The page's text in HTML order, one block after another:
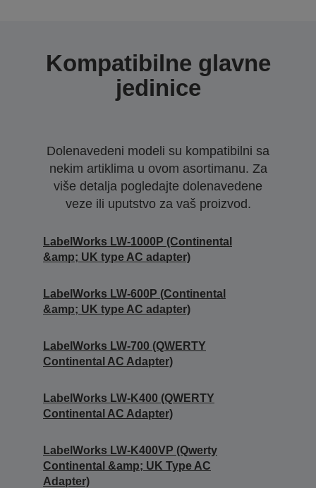
Kompatibilne glavne
jedinice
Dolenavedeni modeli su kompatibilni sa
nekim artiklima u ovom asortimanu. Za
više detalja pogledajte dolenavedene
veze ili uputstvo za vaš proizvod.
LabelWorks LW-1000P (Continental
&amp; UK type AC adapter)
LabelWorks LW-600P (Continental
&amp; UK type AC adapter)
LabelWorks LW-700 (QWERTY
Continental AC Adapter)
LabelWorks LW-K400 (QWERTY
Continental AC Adapter)
LabelWorks LW-K400VP (Qwerty
Continental &amp; UK Type AC
Adapter)